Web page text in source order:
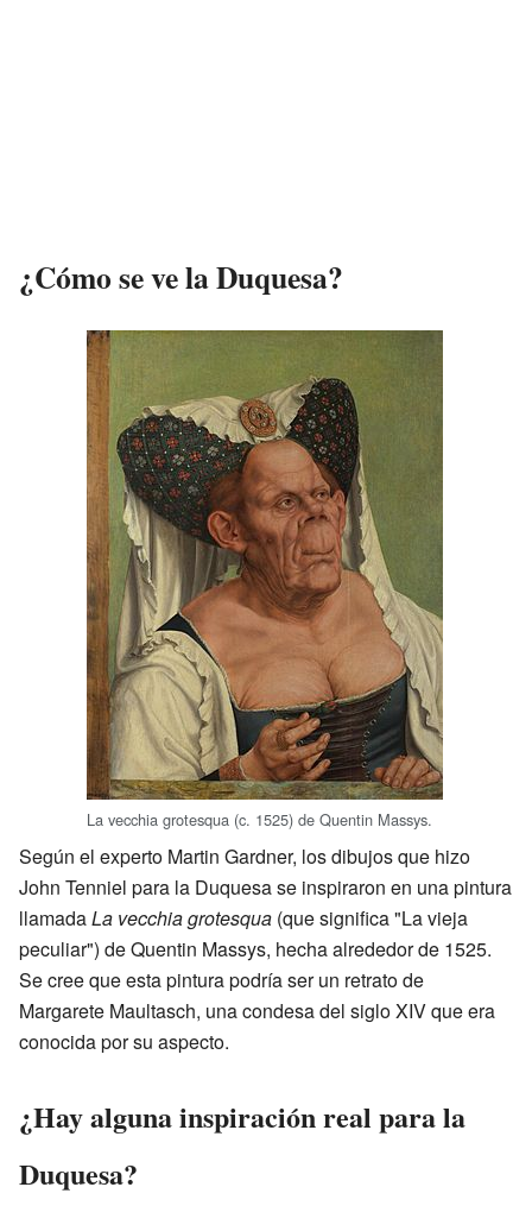
¿Cómo se ve la Duquesa?
La vecchia grotesqua (c. 1525) de Quentin Massys.
Según el experto Martin Gardner, los dibujos que hizo
John Tenniel para la Duquesa se inspiraron en una pintura
llamadaLa vecchia grotesqua (que significa "La vieja
peculiar") de Quentin Massys, hecha alrededor de 1525.
Se cree que esta pintura podría ser un retrato de
Margarete Maultasch, una condesa del siglo XIV que era
conocida por su aspecto.
¿Hay alguna inspiración real para la
Duquesa?